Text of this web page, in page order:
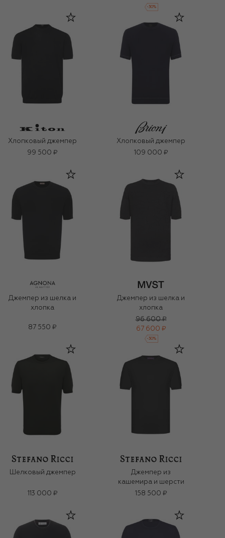
-30%
Хлопковый джемпер
99 500 ₽
Хлопковый джемпер
109 000 ₽
Джемпер из шелка и
хлопка
87 550 ₽
Джемпер из шелка и
хлопка
96 600 ₽
67 600 ₽
-30%
Шелковый джемпер
113 000 ₽
Джемпер из
кашемира и шерсти
158 500 ₽